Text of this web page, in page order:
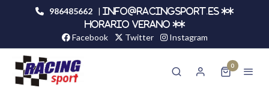
986485662 |
info@racingsport.es **
HORARIO VERANO **
Facebook Twitter Instagram
0